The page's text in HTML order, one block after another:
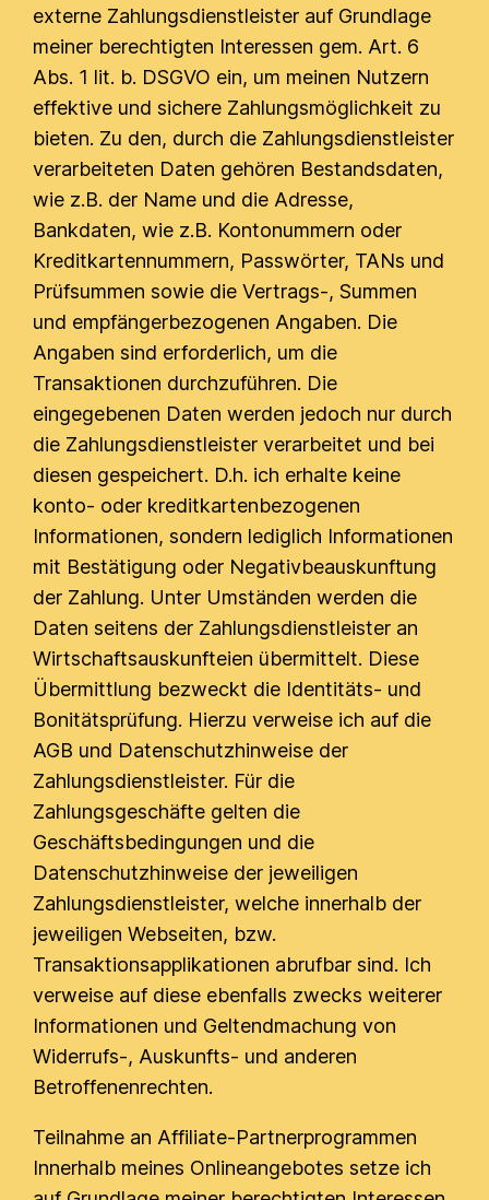
externe Zahlungsdienstleister auf Grundlage
meiner berechtigten Interessen gem. Art. 6
Abs. 1 lit. b. DSGVO ein, um meinen Nutzern
effektive und sichere Zahlungsmöglichkeit zu
bieten. Zu den, durch die Zahlungsdienstleister
verarbeiteten Daten gehören Bestandsdaten,
wie z.B. der Name und die Adresse,
Bankdaten, wie z.B. Kontonummern oder
Kreditkartennummern, Passwörter, TANs und
Prüfsummen sowie die Vertrags-, Summen
und empfängerbezogenen Angaben. Die
Angaben sind erforderlich, um die
Transaktionen durchzuführen. Die
eingegebenen Daten werden jedoch nur durch
die Zahlungsdienstleister verarbeitet und bei
diesen gespeichert. D.h. ich erhalte keine
konto- oder kreditkartenbezogenen
Informationen, sondern lediglich Informationen
mit Bestätigung oder Negativbeauskunftung
der Zahlung. Unter Umständen werden die
Daten seitens der Zahlungsdienstleister an
Wirtschaftsauskunfteien übermittelt. Diese
Übermittlung bezweckt die Identitäts- und
Bonitätsprüfung. Hierzu verweise ich auf die
AGB und Datenschutzhinweise der
Zahlungsdienstleister. Für die
Zahlungsgeschäfte gelten die
Geschäftsbedingungen und die
Datenschutzhinweise der jeweiligen
Zahlungsdienstleister, welche innerhalb der
jeweiligen Webseiten, bzw.
Transaktionsapplikationen abrufbar sind. Ich
verweise auf diese ebenfalls zwecks weiterer
Informationen und Geltendmachung von
Widerrufs-, Auskunfts- und anderen
Betroffenenrechten.
Teilnahme an Affiliate-Partnerprogrammen
Innerhalb meines Onlineangebotes setze ich